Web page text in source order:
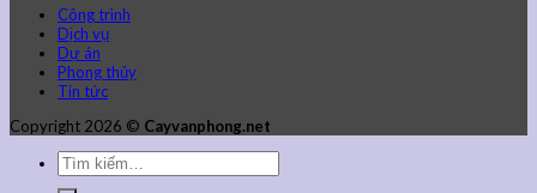
Công trình
Dịch vụ
Dự án
Phong thủy
Tin tức
Copyright 2026 © Cayvanphong.net